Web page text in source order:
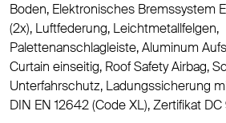
Boden, Elektronisches Bremssystem
(2x), Luftfederung, Leichtmetallfelgen,
Palettenanschlagleiste, Aluminum
Curtain einseitig, Roof Safety Airbag,
Unterfahrschutz, Ladungssicherung
DIN EN 12642 (Code XL), Zertifikat